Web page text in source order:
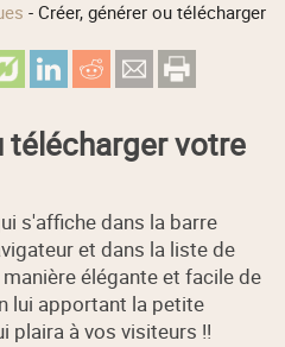
-Créer, générer ou télécharger
télécharger votre
s'affiche dans la barre
et dans la liste de
élégante et facile de
lui apportant la petite
plaira à vos visiteurs !!